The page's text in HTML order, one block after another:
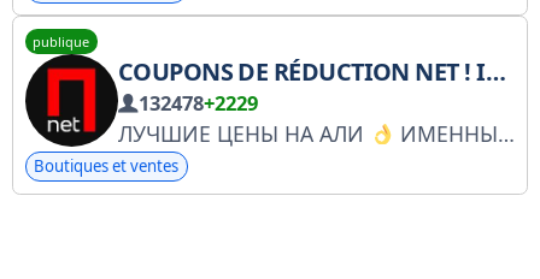
publique
COUPONS DE RÉDUCTION NET ! INFORMATIONS UTILES
132478+2229
ЛУЧШИЕ ЦЕНЫ НА АЛИ ИМЕННЫЕ ПРОМОКОДЫ И СКИДКИ. ЮТЬЮБ https://www.youtube.com/c/MissMargaritaNestro/ ВК https://vk.com/polza__net Контакты для сотрудничества @P0LZA_NET https://knd.gov.ru/license? id=6751af26d793bc0b0b9
Boutiques et ventes